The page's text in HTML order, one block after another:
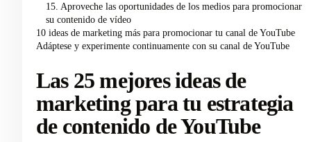
15. Aproveche las oportunidades de los medios para promocionar
su contenido de vídeo
10 ideas de marketing más para promocionar tu canal de YouTube
Adáptese y experimente continuamente con su canal de YouTube
Las 25 mejores ideas de
marketing para tu estrategia
de contenido de YouTube